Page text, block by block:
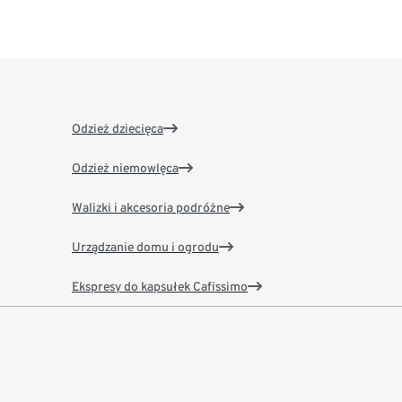
Odzież dziecięca
Odzież niemowlęca
Walizki i akcesoria podróżne
Urządzanie domu i ogrodu
Ekspresy do kapsułek Cafissimo